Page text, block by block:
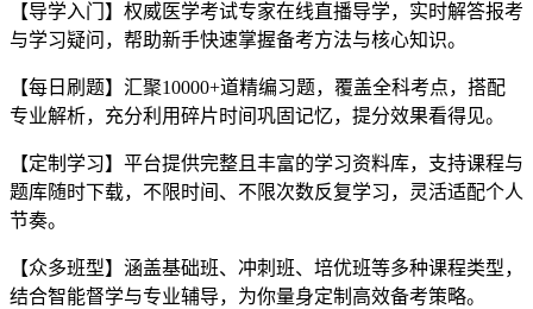
【导学入门】权威医学考试专家在线直播导学，实时解答报考
与学习疑问，帮助新手快速掌握备考方法与核心知识。
【每日刷题】汇聚10000+道精编习题，覆盖全科考点，搭配
专业解析，充分利用碎片时间巩固记忆，提分效果看得见。
【定制学习】平台提供完整且丰富的学习资料库，支持课程与
题库随时下载，不限时间、不限次数反复学习，灵活适配个人
节奏。
【众多班型】涵盖基础班、冲刺班、培优班等多种课程类型，
结合智能督学与专业辅导，为你量身定制高效备考策略。